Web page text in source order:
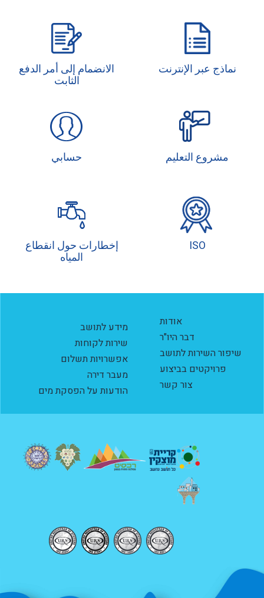
نماذج عبر الإنترنت الانضمام إلى أمر الدفع
الثابت
مشروع التعليم حسابي
ISO إخطارات حول انقطاع
المياه
אודות
דבר היו"ר
שיפור השירות לתושב
פרויקטים בביצוע
צור קשר
מידע לתושב
שירות לקוחות
אפשרויות תשלום
מעבר דירה
הודעות על הפסקת מים